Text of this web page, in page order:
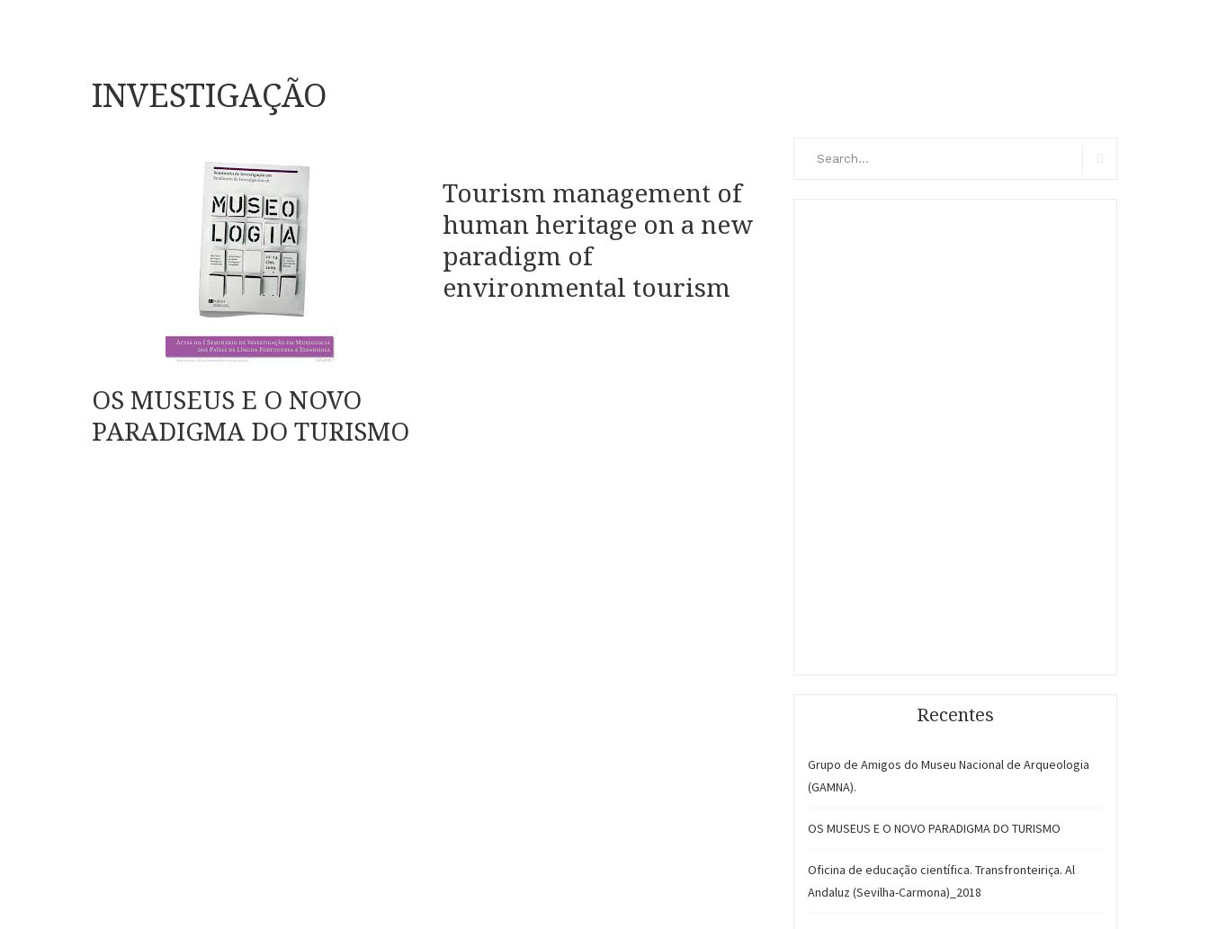
INVESTIGAÇÃO
OS MUSEUS E O NOVO
PARADIGMA DO TURISMO
Tourism management of
human heritage on a new
paradigm of
environmental tourism
Recentes
Grupo de Amigos do Museu Nacional de Arqueologia
(GAMNA).
OS MUSEUS E O NOVO PARADIGMA DO TURISMO
Oficina de educação científica. Transfronteiriça. Al
Andaluz (Sevilha-Carmona)_2018